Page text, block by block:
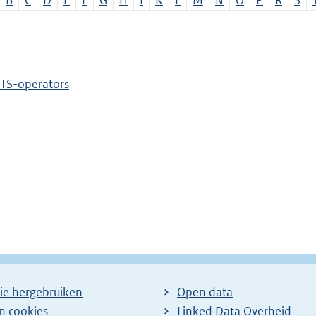
operators
hergebruiken
cookies
Open data
Linked Data Overheid